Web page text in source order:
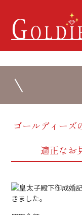
ゴールディーズ
適正なお